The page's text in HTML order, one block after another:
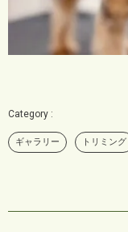
ギャラリー トリミング